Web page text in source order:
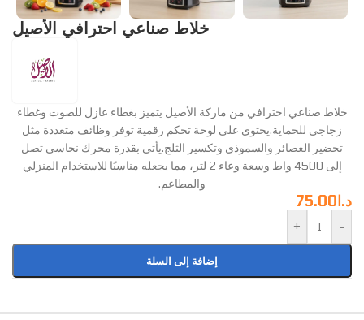
خلاط صناعي احترافي الأصيل
خلاط صناعي احترافي من ماركة الأصيل يتميز بغطاء عازل للصوت وغطاء
زجاجي للحماية.يحتوي على لوحة تحكم رقمية توفر وظائف متعددة مثل
تحضير العصائر والسموذي وتكسير الثلج.يأتي بقدرة محرك نحاسي تصل
إلى 4500 واط وسعة وعاء 2 لتر، مما يجعله مناسبًا للاستخدام المنزلي
والمطاعم.
د.ا75.00
-
+
إضافة إلى السلة